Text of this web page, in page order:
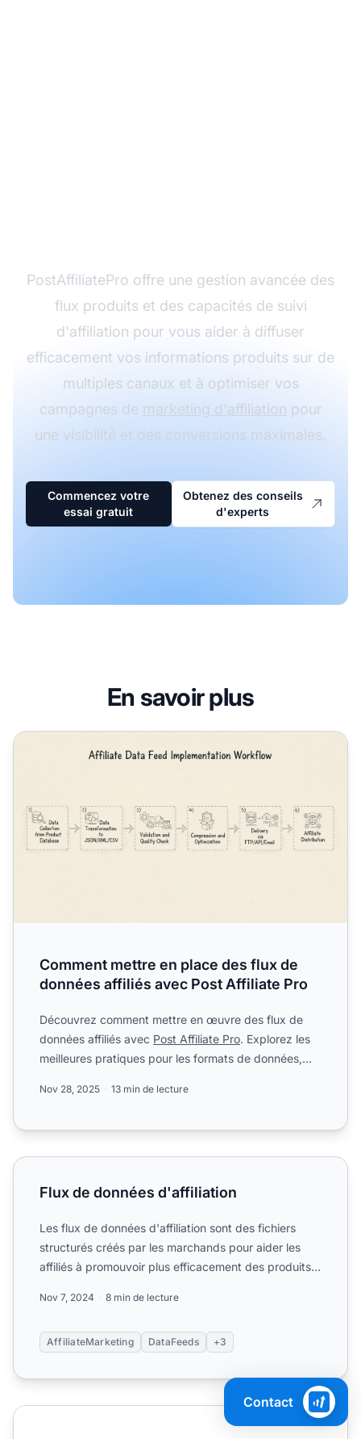
PostAffiliatePro offre une gestion avancée des
flux produits et des capacités de suivi
d'affiliation pour vous aider à diffuser
efficacement vos informations produits sur de
multiples canaux et à optimiser vos
campagnes de marketing d'affiliation pour
une visibilité et des conversions maximales.
Commencez votre
essai gratuit
Obtenez des conseils
d'experts
En savoir plus
Comment mettre en place des flux de données affiliés
Comment mettre en place des flux de
données affiliés avec Post Affiliate Pro
Découvrez comment mettre en œuvre des flux de
données affiliés avec Post Affiliate Pro. Explorez les
meilleures pratiques pour les formats de données,
Nov 28, 2025 13 min de lecture
Flux de données d'affiliation
Flux de données d'affiliation
Les flux de données d'affiliation sont des fichiers
structurés créés par les marchands pour aider les
affiliés à promouvoir plus efficacement des produits
Nov 7, 2024 8 min de lecture
AffiliateMarketing DataFeeds +3
Comment un flux de données affilié est-il utilisé ?
Contact